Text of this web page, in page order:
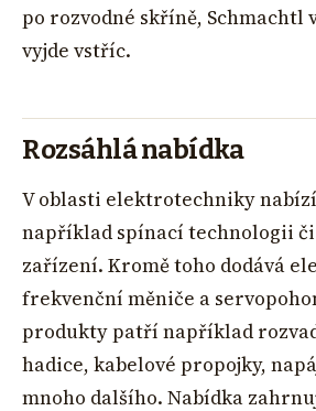
po rozvodné skříně, Schmachtl
vyjde vstříc.
Rozsáhlá nabídka
V oblasti elektrotechniky
například spínací technologii
zařízení. Kromě toho dodává
frekvenční měniče a
produkty patří například
hadice, kabelové propojky,
mnoho dalšího. Nabídka